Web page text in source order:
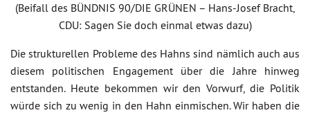
(Beifall des BÜNDNIS 90/DIE GRÜNEN – Hans-Josef Bracht,
CDU: Sagen Sie doch einmal etwas dazu)
Die strukturellen Probleme des Hahns sind nämlich auch aus
diesem politischen Engagement über die Jahre hinweg
entstanden. Heute bekommen wir den Vorwurf, die Politik
würde sich zu wenig in den Hahn einmischen. Wir haben die